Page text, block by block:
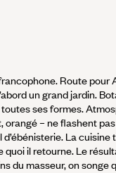
Route pour
un grand jardin.
ses formes.
– ne flashent
La cuisine
il retourne. Le
du masseur, on songe